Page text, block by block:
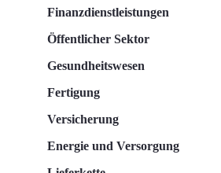
Finanzdienstleistungen
Öffentlicher Sektor
Gesundheitswesen
Fertigung
Versicherung
Energie und Versorgung